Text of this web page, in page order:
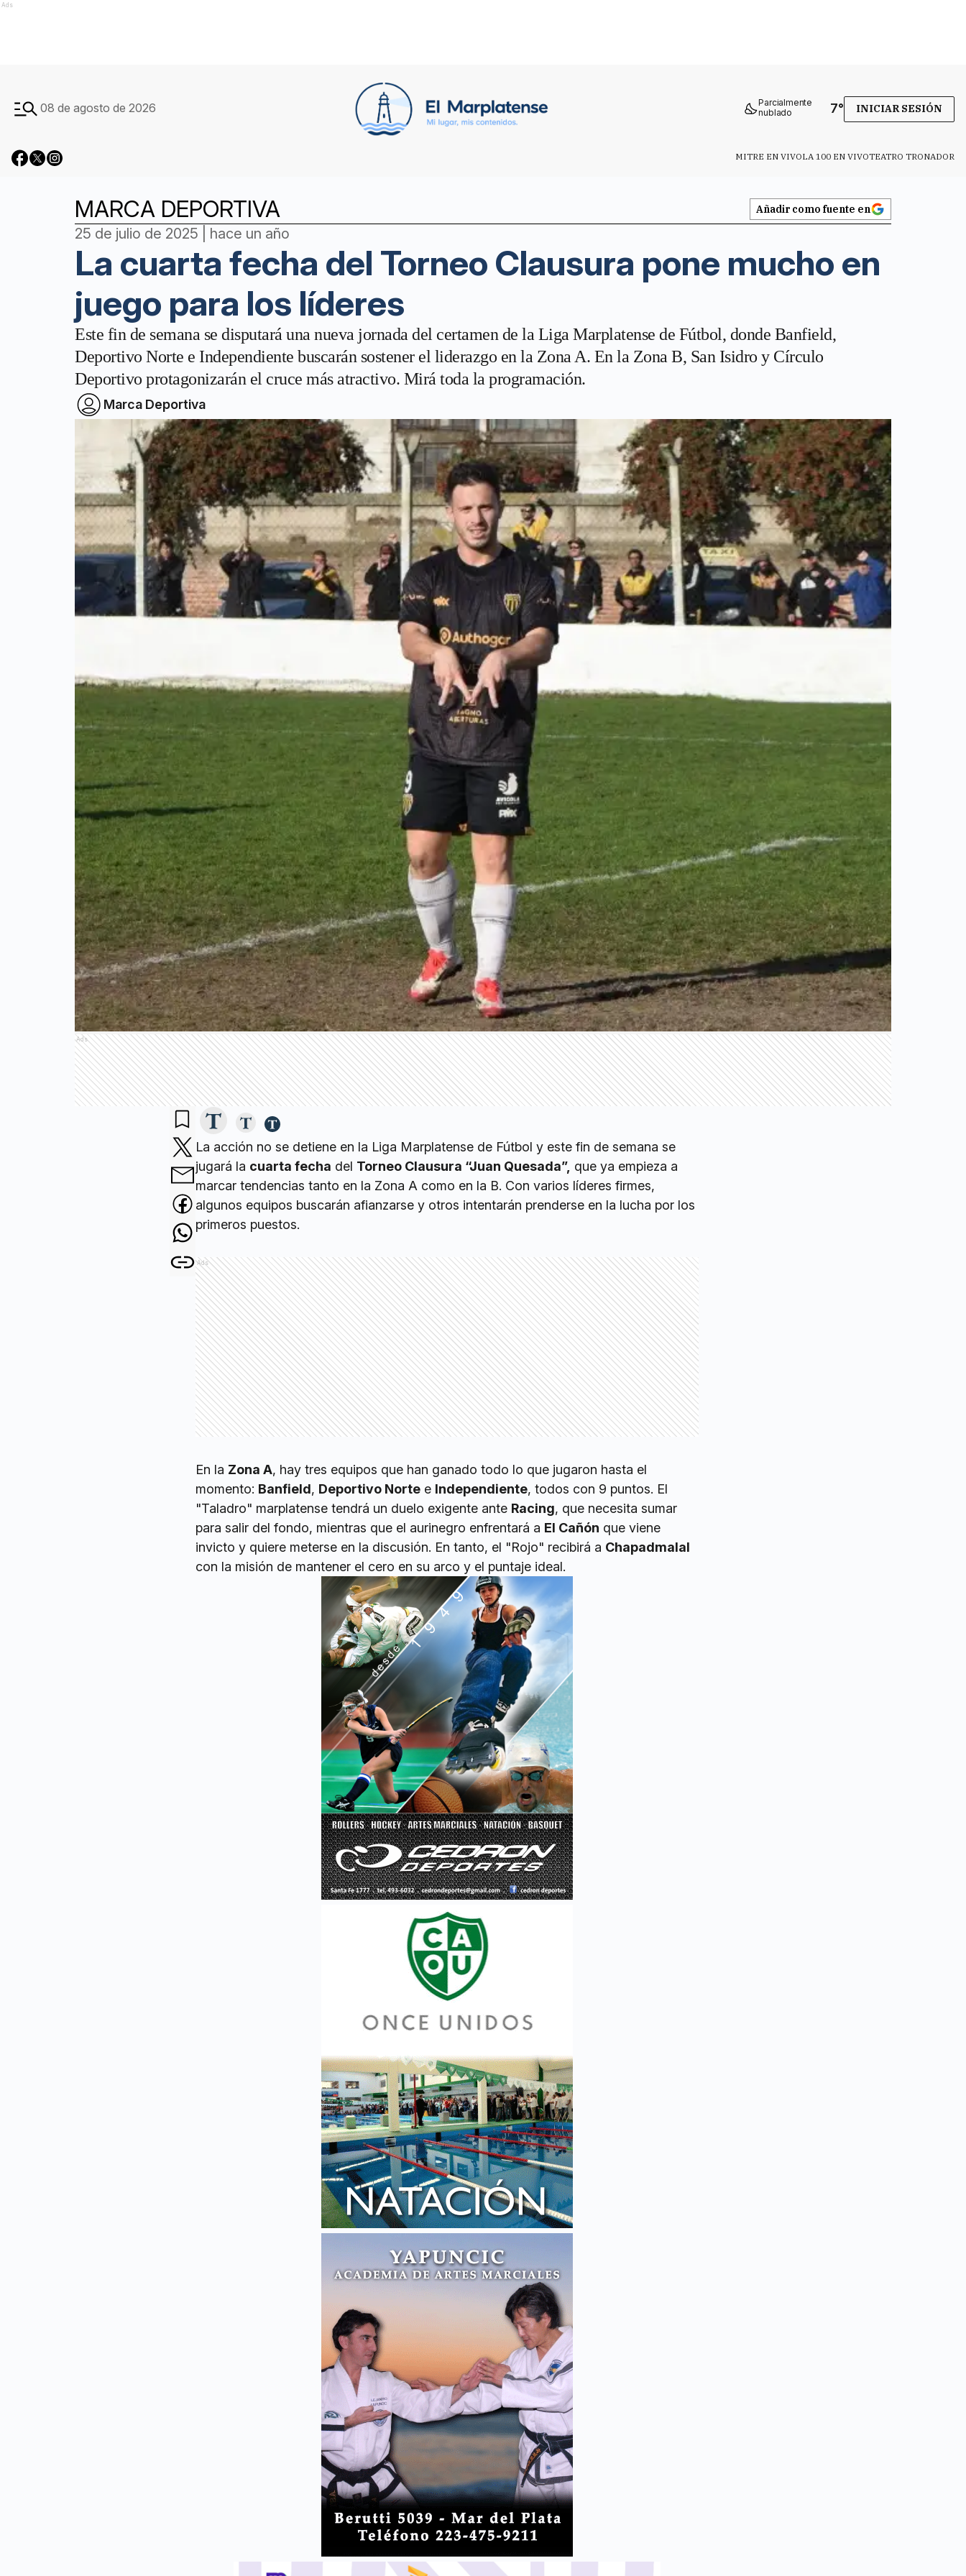
Ads
08 de agosto de 2026
Parcialmente
nublado
7° INICIAR SESIÓN
MITRE EN VIVOLA 100 EN VIVOTEATRO TRONADOR
MARCA DEPORTIVA Añadir como fuente en
25 de julio de 2025 | hace un año
La cuarta fecha del Torneo Clausura pone mucho en
juego para los líderes
Este fin de semana se disputará una nueva jornada del certamen de la Liga Marplatense de Fútbol, donde Banfield,
Deportivo Norte e Independiente buscarán sostener el liderazgo en la Zona A. En la Zona B, San Isidro y Círculo
Deportivo protagonizarán el cruce más atractivo. Mirá toda la programación.
Marca Deportiva
Ads
La acción no se detiene en la Liga Marplatense de Fútbol y este fin de semana se
jugará la cuarta fecha del Torneo Clausura “Juan Quesada”, que ya empieza a
marcar tendencias tanto en la Zona A como en la B. Con varios líderes firmes,
algunos equipos buscarán afianzarse y otros intentarán prenderse en la lucha por los
primeros puestos.
Ads
En la Zona A, hay tres equipos que han ganado todo lo que jugaron hasta el
momento: Banfield, Deportivo Norte e Independiente, todos con 9 puntos. El
"Taladro" marplatense tendrá un duelo exigente ante Racing, que necesita sumar
para salir del fondo, mientras que el aurinegro enfrentará a El Cañón que viene
invicto y quiere meterse en la discusión. En tanto, el "Rojo" recibirá a Chapadmalal
con la misión de mantener el cero en su arco y el puntaje ideal.